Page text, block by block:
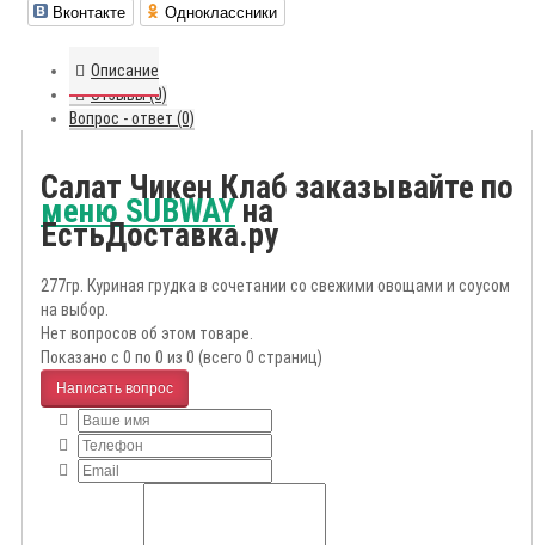
Вконтакте Одноклассники
Описание
Отзывы (0)
Вопрос - ответ (0)
Салат Чикен Клаб заказывайте по
меню SUBWAYна
ЕстьДоставка.ру
277гр. Куриная грудка в сочетании со свежими овощами и соусом
на выбор.
Нет вопросов об этом товаре.
Показано с 0 по 0 из 0 (всего 0 страниц)
Написать вопрос